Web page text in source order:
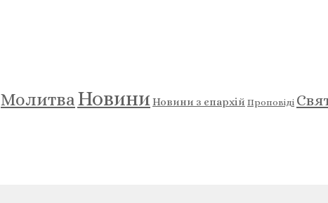
МолитваНовини Новини з єпархій Проповіді